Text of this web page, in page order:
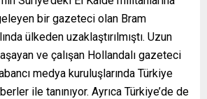
bir gazeteci olan Bram
ülkeden uzaklaştırılmıştı. Uzun
ve çalışan Hollandalı gazeteci
medya kuruluşlarında Türkiye
ile tanınıyor. Ayrıca Türkiye’de de